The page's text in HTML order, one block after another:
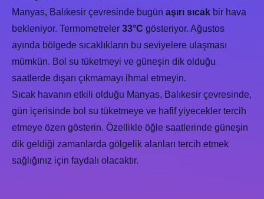
Manyas, Balıkesir çevresinde bugün aşırı sıcak bir hava
bekleniyor. Termometreler 33°C gösteriyor. Ağustos
ayında bölgede sıcaklıkların bu seviyelere ulaşması
mümkün. Bol su tüketmeyi ve güneşin dik olduğu
saatlerde dışarı çıkmamayı ihmal etmeyin.
Sıcak havanın etkili olduğu Manyas, Balıkesir çevresinde,
gün içerisinde bol su tüketmeye ve hafif yiyecekler tercih
etmeye özen gösterin. Özellikle öğle saatlerinde güneşin
dik geldiği zamanlarda gölgelik alanları tercih etmek
sağlığınız için faydalı olacaktır.